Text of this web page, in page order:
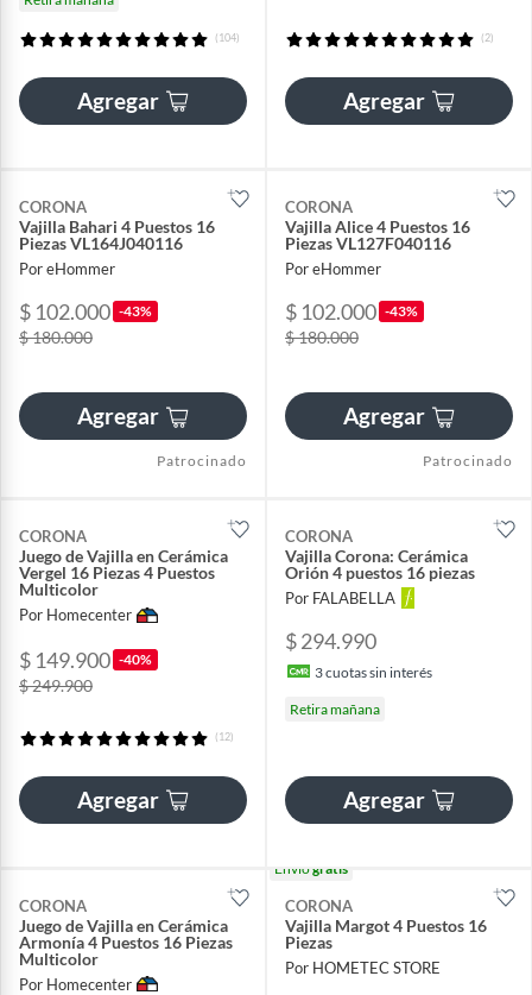
(104)
Agregar
(2)
Agregar
CORONA
Vajilla Bahari 4 Puestos 16
Piezas VL164J040116
Por eHommer
$ 102.000 -43%
$ 180.000
Agregar
Patrocinado
CORONA
Vajilla Alice 4 Puestos 16
Piezas VL127F040116
Por eHommer
$ 102.000 -43%
$ 180.000
Agregar
Patrocinado
CORONA
Juego de Vajilla en Cerámica
Vergel 16 Piezas 4 Puestos
Multicolor
Por Homecenter
$ 149.900 -40%
$ 249.900
(12)
Agregar
CORONA
Vajilla Corona: Cerámica
Orión 4 puestos 16 piezas
Por FALABELLA
$ 294.990
3cuotas sin interés
Retira mañana
Agregar
CORONA
Juego de Vajilla en Cerámica
Armonía 4 Puestos 16 Piezas
Multicolor
Por Homecenter
Envíogratis
CORONA
Vajilla Margot 4 Puestos 16
Piezas
Por HOMETEC STORE